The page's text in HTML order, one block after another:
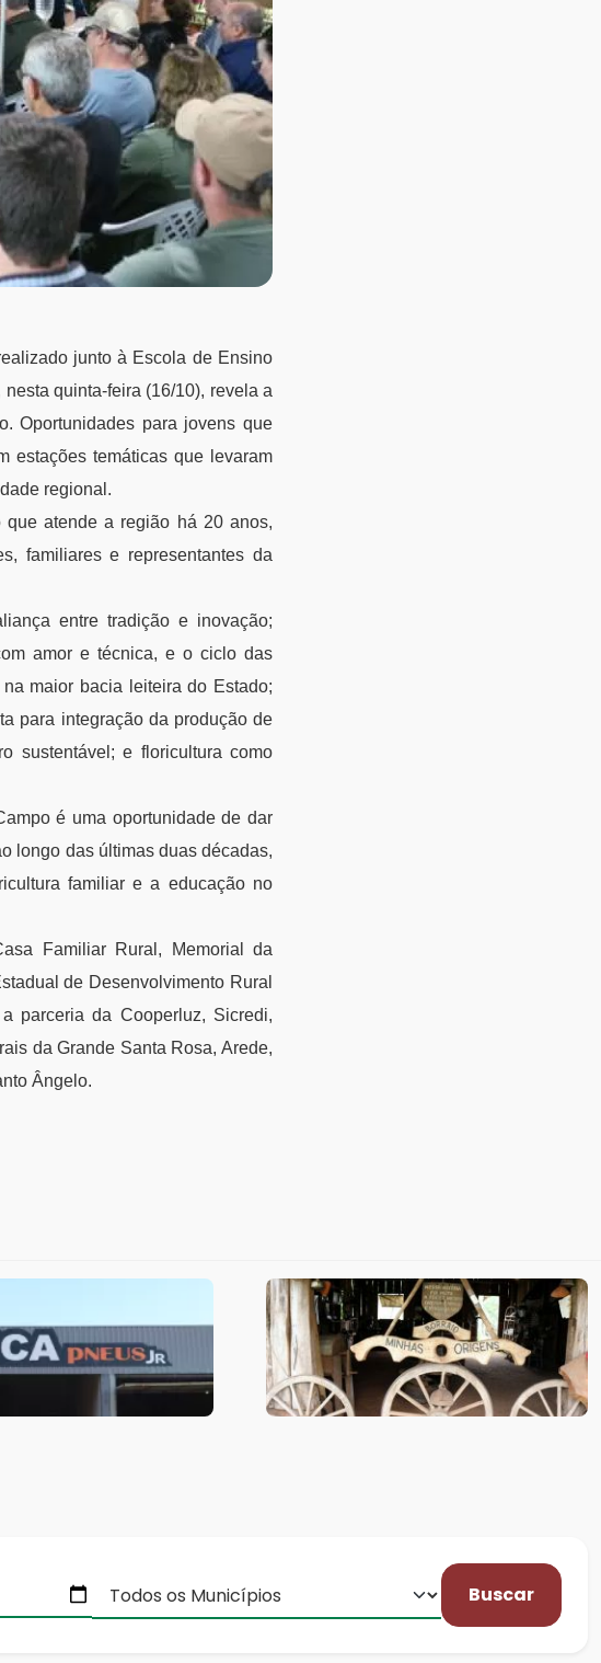
junto à Escola de Ensino
quinta-feira (16/10), revela a
Oportunidades para jovens que
estações temáticas que levaram
regional.
atende a região há 20 anos,
familiares e representantes da
entre tradição e inovação;
amor e técnica, e o ciclo das
maior bacia leiteira do Estado;
para integração da produção de
sustentável; e floricultura como
é uma oportunidade de dar
longo das últimas duas décadas,
familiar e a educação no
Familiar Rural, Memorial da
de Desenvolvimento Rural
parceria da Cooperluz, Sicredi,
da Grande Santa Rosa, Arede,
Ângelo.
Buscar